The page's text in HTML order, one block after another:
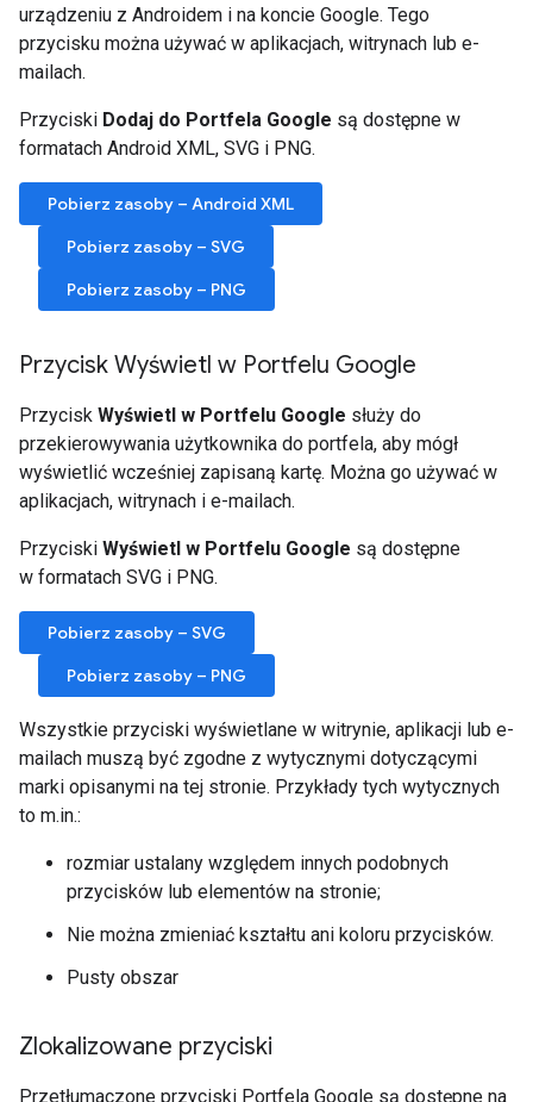
urządzeniu z Androidem i na koncie Google. Tego
przycisku można używać w aplikacjach, witrynach lub e-
mailach.
Przyciski Dodaj do Portfela Google są dostępne w
formatach Android XML, SVG i PNG.
Pobierz zasoby – Android XML
Pobierz zasoby – SVG
Pobierz zasoby – PNG
Przycisk Wyświetl w Portfelu Google
Przycisk Wyświetl w Portfelu Google służy do
przekierowywania użytkownika do portfela, aby mógł
wyświetlić wcześniej zapisaną kartę. Można go używać w
aplikacjach, witrynach i e-mailach.
Przyciski Wyświetl w Portfelu Google są dostępne
w formatach SVG i PNG.
Pobierz zasoby – SVG
Pobierz zasoby – PNG
Wszystkie przyciski wyświetlane w witrynie, aplikacji lub e-
mailach muszą być zgodne z wytycznymi dotyczącymi
marki opisanymi na tej stronie. Przykłady tych wytycznych
to m.in.:
rozmiar ustalany względem innych podobnych
przycisków lub elementów na stronie;
Nie można zmieniać kształtu ani koloru przycisków.
Pusty obszar
Zlokalizowane przyciski
Przetłumaczone przyciski Portfela Google są dostępne na